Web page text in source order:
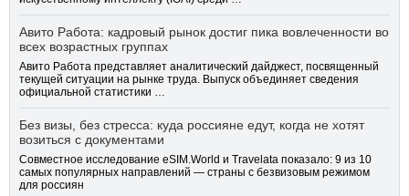
Авито Работа: кадровый рынок достиг пика вовлеченности во
всех возрастных группах
Авито Работа представляет аналитический дайджест, посвященный
текущей ситуации на рынке труда. Выпуск объединяет сведения
официальной статистики …
Без визы, без стресса: куда россияне едут, когда не хотят
возиться с документами
Совместное исследование eSIM.World и Travelata показало: 9 из 10
самых популярных направлений — страны с безвизовым режимом
для россиян